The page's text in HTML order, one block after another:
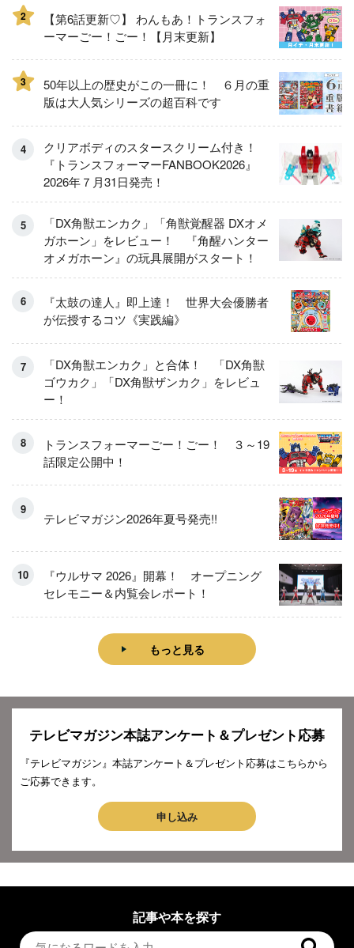
2
【第6話更新♡】 わんもあ！トランスフォ
ーマーごー！ごー！【月末更新】
3
50年以上の歴史がこの一冊に！ ６月の重
版は大人気シリーズの超百科です
クリアボディのスタースクリーム付き！
『トランスフォーマーFANBOOK2026』
2026年７月31日発売！
「DX角獣エンカク」「角獣覚醒器 DXオメ
ガホーン」をレビュー！ 『角醒ハンター
オメガホーン』の玩具展開がスタート！
『太鼓の達人』即上達！ 世界大会優勝者
が伝授するコツ《実践編》
「DX角獣エンカク」と合体！ 「DX角獣
ゴウカク」「DX角獣ザンカク」をレビュ
ー！
トランスフォーマーごー！ごー！ ３～19
話限定公開中！
テレビマガジン2026年夏号発売!!
『ウルサマ 2026』開幕！ オープニング
セレモニー＆内覧会レポート！
もっと見る
テレビマガジン本誌アンケート＆プレゼント応募
『テレビマガジン』本誌アンケート＆プレゼント応募はこちらから
ご応募できます。
申し込み
記事や本を探す